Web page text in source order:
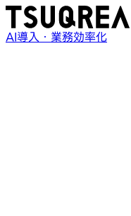
AI導入・業務効率化